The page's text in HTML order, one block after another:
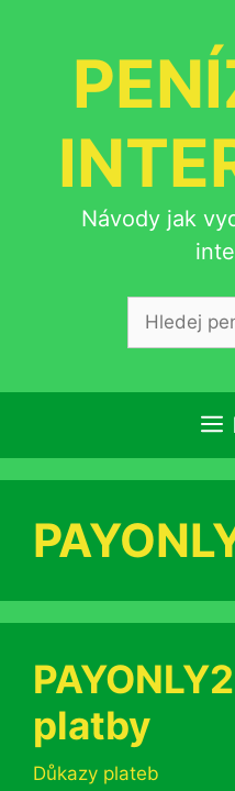
Návody jak
platby
Rubriky
Důkazy plateb